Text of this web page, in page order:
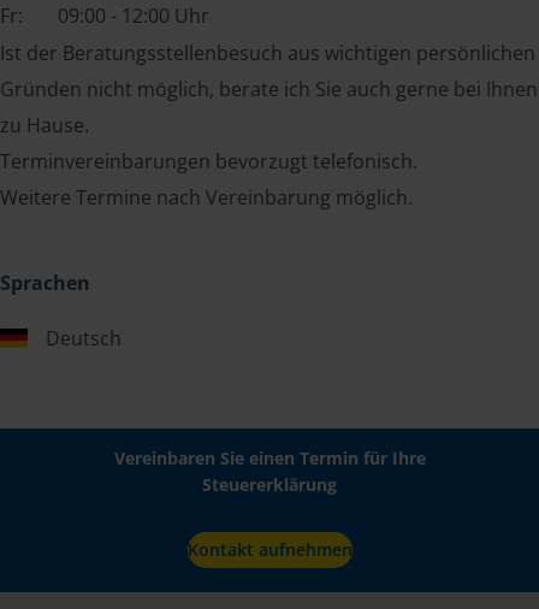
Fr:
09:00 - 12:00 Uhr
Ist der Beratungsstellenbesuch aus wichtigen persönlichen
Gründen nicht möglich, berate ich Sie auch gerne bei Ihnen
zu Hause.
Terminvereinbarungen bevorzugt telefonisch.
Weitere Termine nach Vereinbarung möglich.
Sprachen
Deutsch
Vereinbaren Sie einen Termin für Ihre
Steuererklärung
Kontakt aufnehmen